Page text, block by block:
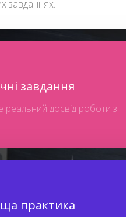
завданнях.
завдання
реальний досвід роботи з
практика